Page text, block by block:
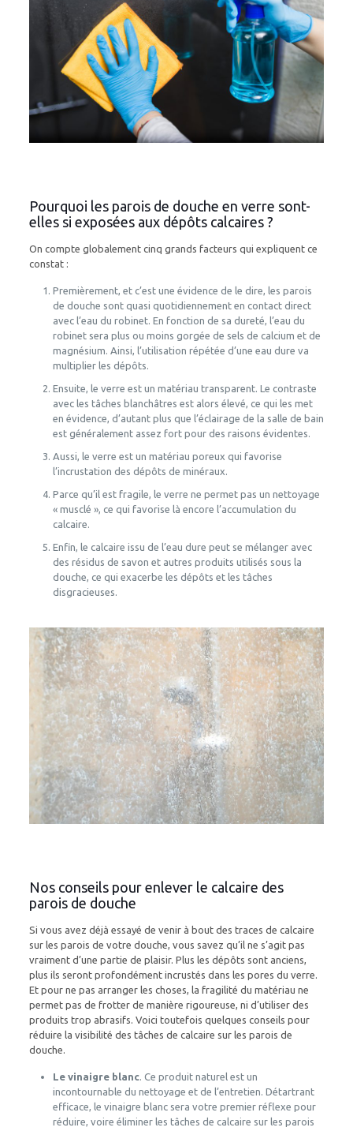
Pourquoi les parois de douche en verre sont-
elles si exposées aux dépôts calcaires ?
On compte globalement cinq grands facteurs qui expliquent ce
constat :
Premièrement, et c’est une évidence de le dire, les parois
de douche sont quasi quotidiennement en contact direct
avec l’eau du robinet. En fonction de sa dureté, l’eau du
robinet sera plus ou moins gorgée de sels de calcium et de
magnésium. Ainsi, l’utilisation répétée d’une eau dure va
multiplier les dépôts.
Ensuite, le verre est un matériau transparent. Le contraste
avec les tâches blanchâtres est alors élevé, ce qui les met
en évidence, d’autant plus que l’éclairage de la salle de bain
est généralement assez fort pour des raisons évidentes.
Aussi, le verre est un matériau poreux qui favorise
l’incrustation des dépôts de minéraux.
Parce qu’il est fragile, le verre ne permet pas un nettoyage
« musclé », ce qui favorise là encore l’accumulation du
calcaire.
Enfin, le calcaire issu de l’eau dure peut se mélanger avec
des résidus de savon et autres produits utilisés sous la
douche, ce qui exacerbe les dépôts et les tâches
disgracieuses.
Nos conseils pour enlever le calcaire des
parois de douche
Si vous avez déjà essayé de venir à bout des traces de calcaire
sur les parois de votre douche, vous savez qu’il ne s’agit pas
vraiment d’une partie de plaisir. Plus les dépôts sont anciens,
plus ils seront profondément incrustés dans les pores du verre.
Et pour ne pas arranger les choses, la fragilité du matériau ne
permet pas de frotter de manière rigoureuse, ni d’utiliser des
produits trop abrasifs. Voici toutefois quelques conseils pour
réduire la visibilité des tâches de calcaire sur les parois de
douche.
Le vinaigre blanc. Ce produit naturel est un
incontournable du nettoyage et de l’entretien. Détartrant
efficace, le vinaigre blanc sera votre premier réflexe pour
réduire, voire éliminer les tâches de calcaire sur les parois